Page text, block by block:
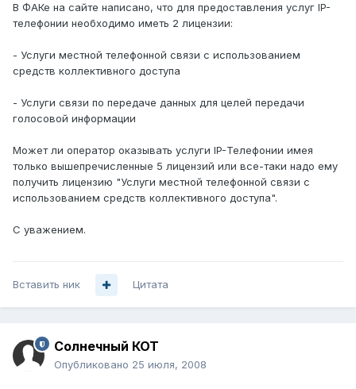
В ФАКе на сайте написано, что для предоставления услуг IP-
телефонии необходимо иметь 2 лицензии:
- Услуги местной телефонной связи с использованием
средств коллективного доступа
- Услуги связи по передаче данных для целей передачи
голосовой информации
Может ли оператор оказывать услуги IP-Телефонии имея
только вышепречисленные 5 лицензий или все-таки надо ему
получить лицензию "Услуги местной телефонной связи с
использованием средств коллективного доступа".
С уважением.
Вставить ник Цитата
Солнечный КОТ
Опубликовано 25 июля, 2008